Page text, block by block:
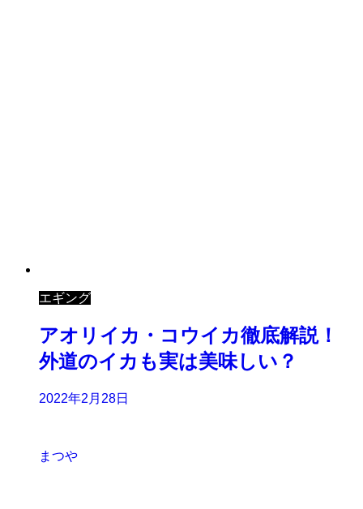
エギング
アオリイカ・コウイカ徹底解説！
外道のイカも実は美味しい？
2022年2月28日
まつや